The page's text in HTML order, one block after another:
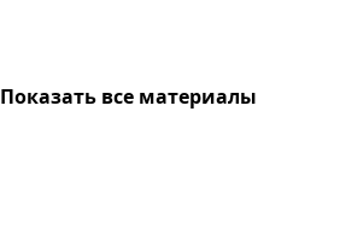
Показать все материалы